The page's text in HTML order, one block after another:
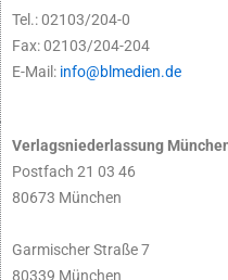
Tel.: 02103/204-0
Fax: 02103/204-204
E-Mail: info@blmedien.de
Verlagsniederlassung
Postfach 21 03 46
80673 München
Garmischer Straße 7
80339 München